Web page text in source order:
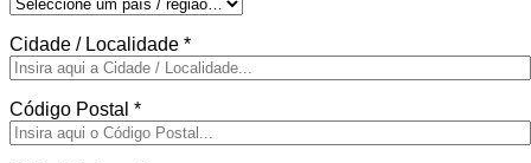
Cidade / Localidade *
Código Postal *